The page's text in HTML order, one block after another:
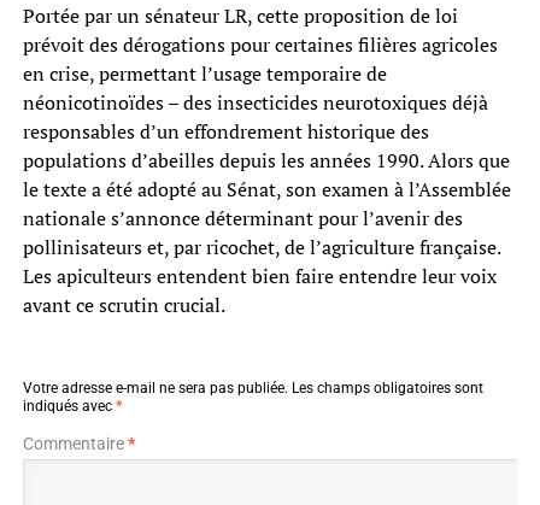
Portée par un sénateur LR, cette proposition de loi
prévoit des dérogations pour certaines filières agricoles
en crise, permettant l’usage temporaire de
néonicotinoïdes – des insecticides neurotoxiques déjà
responsables d’un effondrement historique des
populations d’abeilles depuis les années 1990. Alors que
le texte a été adopté au Sénat, son examen à l’Assemblée
nationale s’annonce déterminant pour l’avenir des
pollinisateurs et, par ricochet, de l’agriculture française.
Les apiculteurs entendent bien faire entendre leur voix
avant ce scrutin crucial.
Votre adresse e-mail ne sera pas publiée. Les champs obligatoires sont
indiqués avec *
Commentaire*